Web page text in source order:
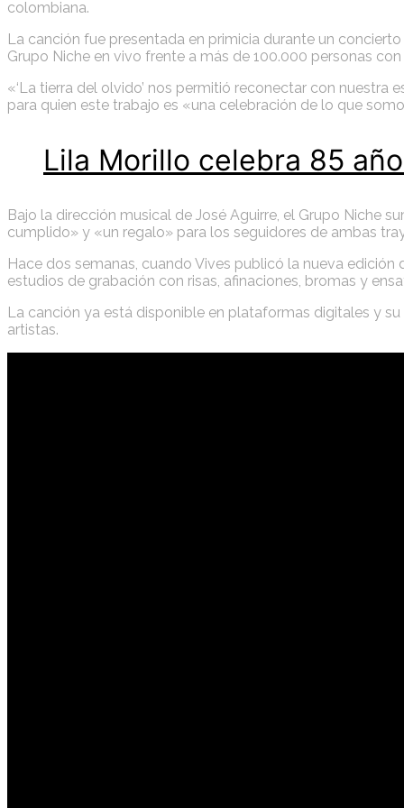
colombiana.
La canción fue presentada en primicia durante un
Grupo Niche en vivo frente a más de 100.000 personas
«‘La tierra del olvido’ nos permitió reconectar con nuestra
para quien este trabajo es «una celebración de lo que
Lila Morillo celebra 85
Bajo la dirección musical de José Aguirre, el Grupo Niche
cumplido» y «un regalo» para los seguidores de ambas
Hace dos semanas, cuando Vives publicó la nueva edición
estudios de grabación con risas, afinaciones, bromas y
La canción ya está disponible en plataformas digitales y
artistas.